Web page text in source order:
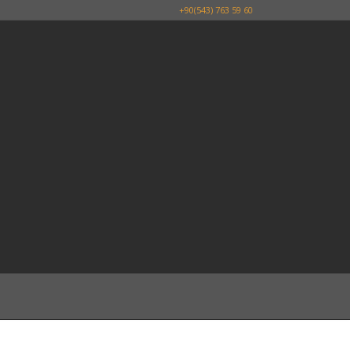
+90(543) 763 59 60